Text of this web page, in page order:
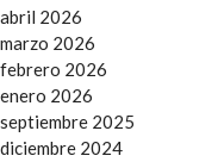
abril 2026
marzo 2026
febrero 2026
enero 2026
septiembre 2025
diciembre 2024